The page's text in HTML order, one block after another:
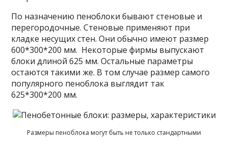
По назначению пеноблоки бывают стеновые и
перегородочные. Стеновые применяют при
кладке несущих стен. Они обычно имеют размер
600*300*200 мм. Некоторые фирмы выпускают
блоки длиной 625 мм. Остальные параметры
остаются такими же. В том случае размер самого
популярного пеноблока выглядит так
625*300*200 мм.
Размеры пеноблока могут быть не только стандартными